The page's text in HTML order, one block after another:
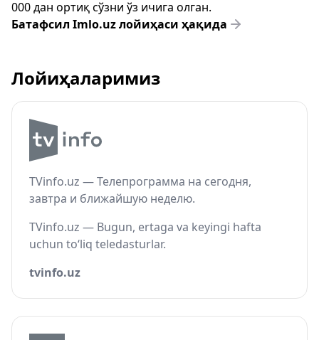
000 дан ортиқ сўзни ўз ичига олган.
Батафсил Imlo.uz лойиҳаси ҳақида
Лойиҳаларимиз
TVinfo.uz — Телепрограмма на сегодня,
завтра и ближайшую неделю.
TVinfo.uz — Bugun, ertaga va keyingi hafta
uchun to‘liq teledasturlar.
tvinfo.uz